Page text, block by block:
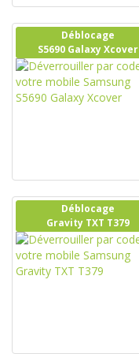
Déblocage
S5690 Galaxy Xcover
Déblocage
Gravity TXT T379